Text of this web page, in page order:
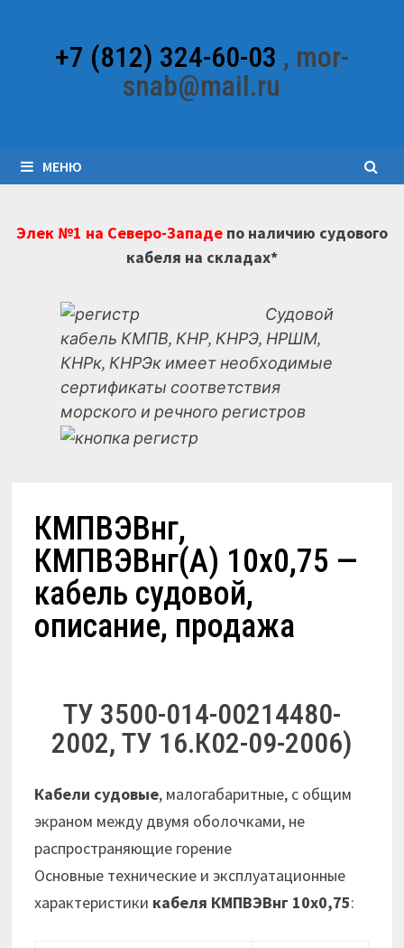
содержимому+7 (812) 324-60-03 , mor-
snab@mail.ru
МЕНЮ
Элек №1 на Северо-Западепо наличию судового
кабеля на складах*
Судовой
кабель КМПВ, КНР, КНРЭ, НРШМ,
КНРк, КНРЭк имеет необходимые
сертификаты соответствия
морского и речного регистров
КМПВЭВнг,
КМПВЭВнг(А) 10х0,75 —
кабель судовой,
описание, продажа
ТУ 3500-014-00214480-
2002, ТУ 16.К02-09-2006)
Кабели судовые, малогабаритные, с общим
экраном между двумя оболочками, не
распространяющие горение
Основные технические и эксплуатационные
характеристики кабеля КМПВЭВнг 10х0,75: